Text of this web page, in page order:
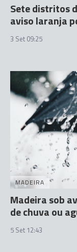
Sete distritos
aviso laranja
3 Set 09:25
MADEIRA
Madeira sob
de chuva ou
5 Set 12:43